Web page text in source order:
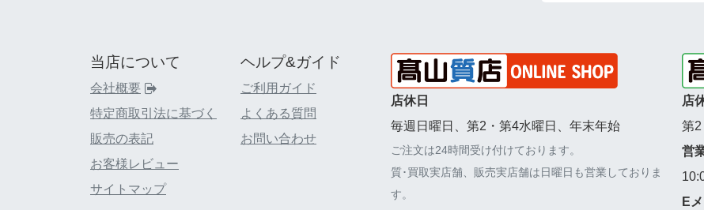
当店について
会社概要
特定商取引法に基づく
販売の表記
お客様レビュー
サイトマップ
ヘルプ&ガイド
ご利用ガイド
よくある質問
お問い合わせ
店休日
毎週日曜日、第2・第4水曜日、年末年始
ご注文は24時間受け付けております。
質･買取実店舗、販売実店舗は日曜日も営業しておりま
す。
店
第2
営
E